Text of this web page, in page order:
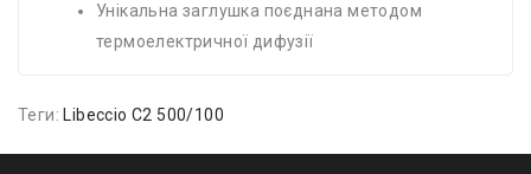
Унікальна заглушка поєднана методом
термоелектричної дифузії
Теги: Libeccio C2 500/100